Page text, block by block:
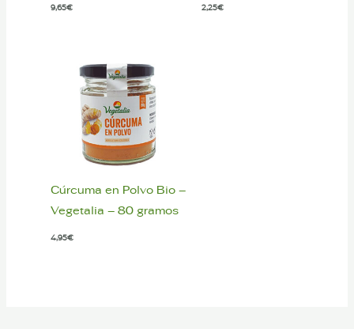
9,65€ 2,25€
Cúrcuma en Polvo Bio –
Vegetalia – 80 gramos
4,95€